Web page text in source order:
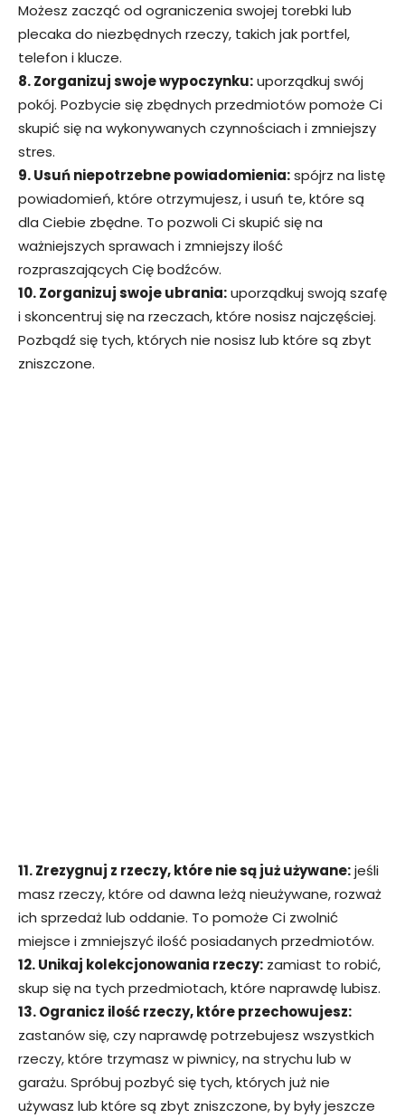
Możesz zacząć od ograniczenia swojej torebki lub
plecaka do niezbędnych rzeczy, takich jak portfel,
telefon i klucze.
8. Zorganizuj swoje wypoczynku:uporządkuj swój
pokój. Pozbycie się zbędnych przedmiotów pomoże Ci
skupić się na wykonywanych czynnościach i zmniejszy
stres.
9. Usuń niepotrzebne powiadomienia:spójrz na listę
powiadomień, które otrzymujesz, i usuń te, które są
dla Ciebie zbędne. To pozwoli Ci skupić się na
ważniejszych sprawach i zmniejszy ilość
rozpraszających Cię bodźców.
10. Zorganizuj swoje ubrania:uporządkuj swoją szafę
i skoncentruj się na rzeczach, które nosisz najczęściej.
Pozbądź się tych, których nie nosisz lub które są zbyt
zniszczone.
11. Zrezygnuj z rzeczy, które nie są już używane:jeśli
masz rzeczy, które od dawna leżą nieużywane, rozważ
ich sprzedaż lub oddanie. To pomoże Ci zwolnić
miejsce i zmniejszyć ilość posiadanych przedmiotów.
12. Unikaj kolekcjonowania rzeczy: zamiast to robić,
skup się na tych przedmiotach, które naprawdę lubisz.
13. Ogranicz ilość rzeczy, które przechowujesz:
zastanów się, czy naprawdę potrzebujesz wszystkich
rzeczy, które trzymasz w piwnicy, na strychu lub w
garażu. Spróbuj pozbyć się tych, których już nie
używasz lub które są zbyt zniszczone, by były jeszcze